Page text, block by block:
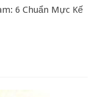
6 Chuẩn Mực Kế